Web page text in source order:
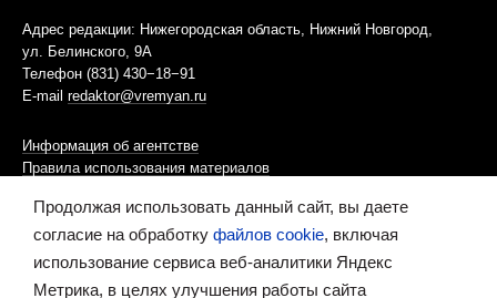
Адрес редакции: Нижегородская область, Нижний Новгород,
ул. Белинского, 9А
Телефон (831) 430−18−91
E-mail redaktor@vremyan.ru
Информация об агентстве
Правила использования материалов
Информационная политика использования «cookies»-файлов
Ресурс содержит материалы 16+
Продолжая использовать данный сайт, вы даете
согласие на обработку файлов cookie, включая
использование сервиса веб-аналитики Яндекс
Метрика, в целях улучшения работы сайта